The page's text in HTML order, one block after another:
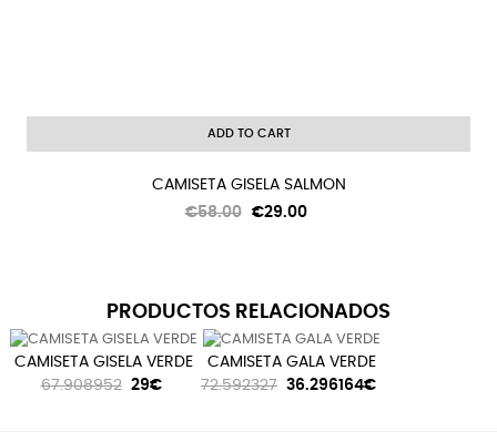
ADD TO CART
CAMISETA GISELA SALMON
Regular
€58.00 Price
€29.00
PRODUCTOS RELACIONADOS
CAMISETA GISELA VERDE
67.908952
29€
CAMISETA GALA VERDE
72.592327 36.296164€